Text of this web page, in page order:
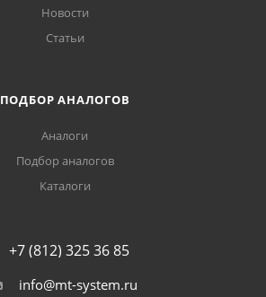
Новости
Статьи
ПОДБОР АНАЛОГОВ
Аналоги
Подбор аналогов
Каталоги
+7 (812) 325 36 85
info@mt-system.ru